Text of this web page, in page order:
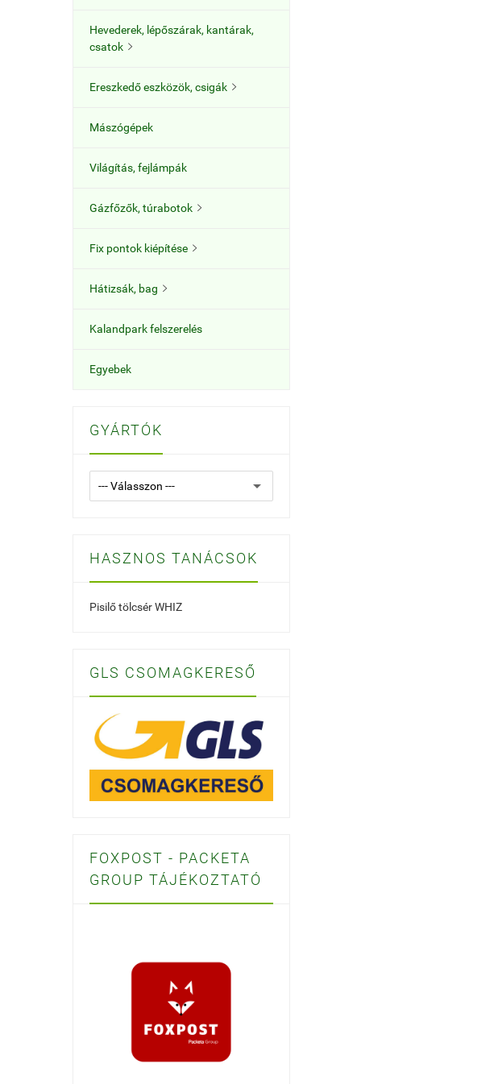
Hevederek, lépőszárak, kantárak,
csatok 
Ereszkedő eszközök, csigák 
Mászógépek
Világítás, fejlámpák
Gázfőzők, túrabotok 
Fix pontok kiépítése 
Hátizsák, bag 
Kalandpark felszerelés
Egyebek
GYÁRTÓK
HASZNOS TANÁCSOK
Pisilő tölcsér WHIZ
GLS CSOMAGKERESŐ
FOXPOST - PACKETA
GROUP TÁJÉKOZTATÓ